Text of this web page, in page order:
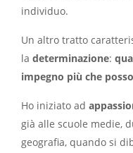
individuo.
Un altro tratto
la determinazione:
impegno più che
Ho iniziato ad
già alle scuole medie,
geografia, quando si